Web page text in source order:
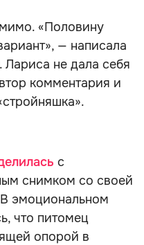
«Половину
— написала
не дала себя
комментария и
с
снимком со своей
эмоциональном
что питомец
опорой в